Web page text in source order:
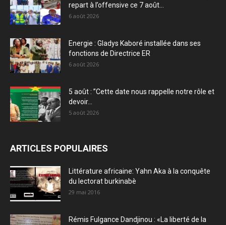
repart à l’offensive ce 7 août...
6 août 2026
Energie : Gladys Kaboré installée dans ses
fonctions de Directrice ER
6 août 2026
5 août : ”Cette date nous rappelle notre rôle et
devoir...
5 août 2026
ARTICLES POPULAIRES
Littérature africaine: Yahn Aka à la conquête
du lectorat burkinabè
29 mai 2016
Rémis Fulgance Dandjinou : «La liberté de la